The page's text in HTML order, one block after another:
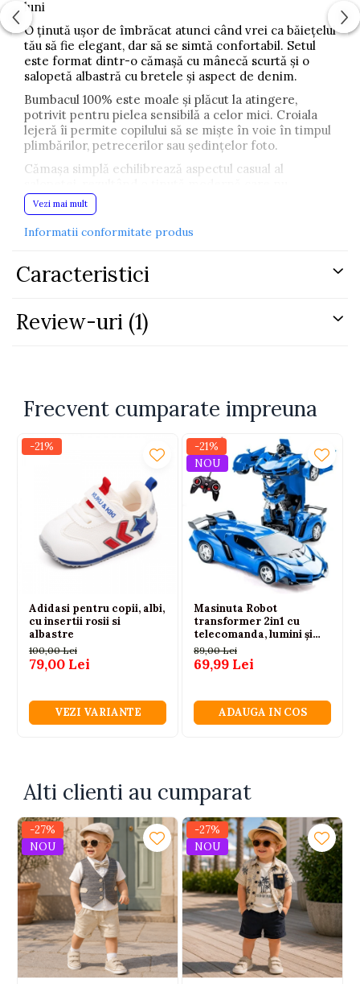
luni
O ținută ușor de îmbrăcat atunci când vrei ca băiețelul
tău să fie elegant, dar să se simtă confortabil. Setul
este format dintr-o cămașă cu mânecă scurtă și o
salopetă albastră cu bretele și aspect de denim.
Bumbacul 100% este moale și plăcut la atingere,
potrivit pentru pielea sensibilă a celor mici. Croiala
lejeră îi permite copilului să se miște în voie în timpul
plimbărilor, petrecerilor sau ședințelor foto.
Cămașa simplă echilibrează aspectul casual al
necesită multe accesorii pentru a arăta bine.
Cămașă cu mânecă scurtă
Material moale și confortabil
9–12 luni
12–18 luni
Întreținere:
Se recomandă spălarea la maximum 30°C, împreună
cu articole în culori similare. Respectați indicațiile de
pe eticheta produsului.
Vezi mai mult
Informatii conformitate produs
Caracteristici
Review-uri (1)
Frecvent cumparate impreuna
-21%
Adidasi pentru copii, albi,
cu insertii rosii si
albastre
100,00 Lei
79,00 Lei
VEZI VARIANTE
-21%
NOU
Masinuta Robot
transformer 2in1 cu
telecomanda, lumini și
sunete, 1:18, albastra, 2.4
GHz, 6 ani+
89,00 Lei
69,99 Lei
ADAUGA IN COS
Alti clienti au cumparat
-27%
NOU
-27%
NOU